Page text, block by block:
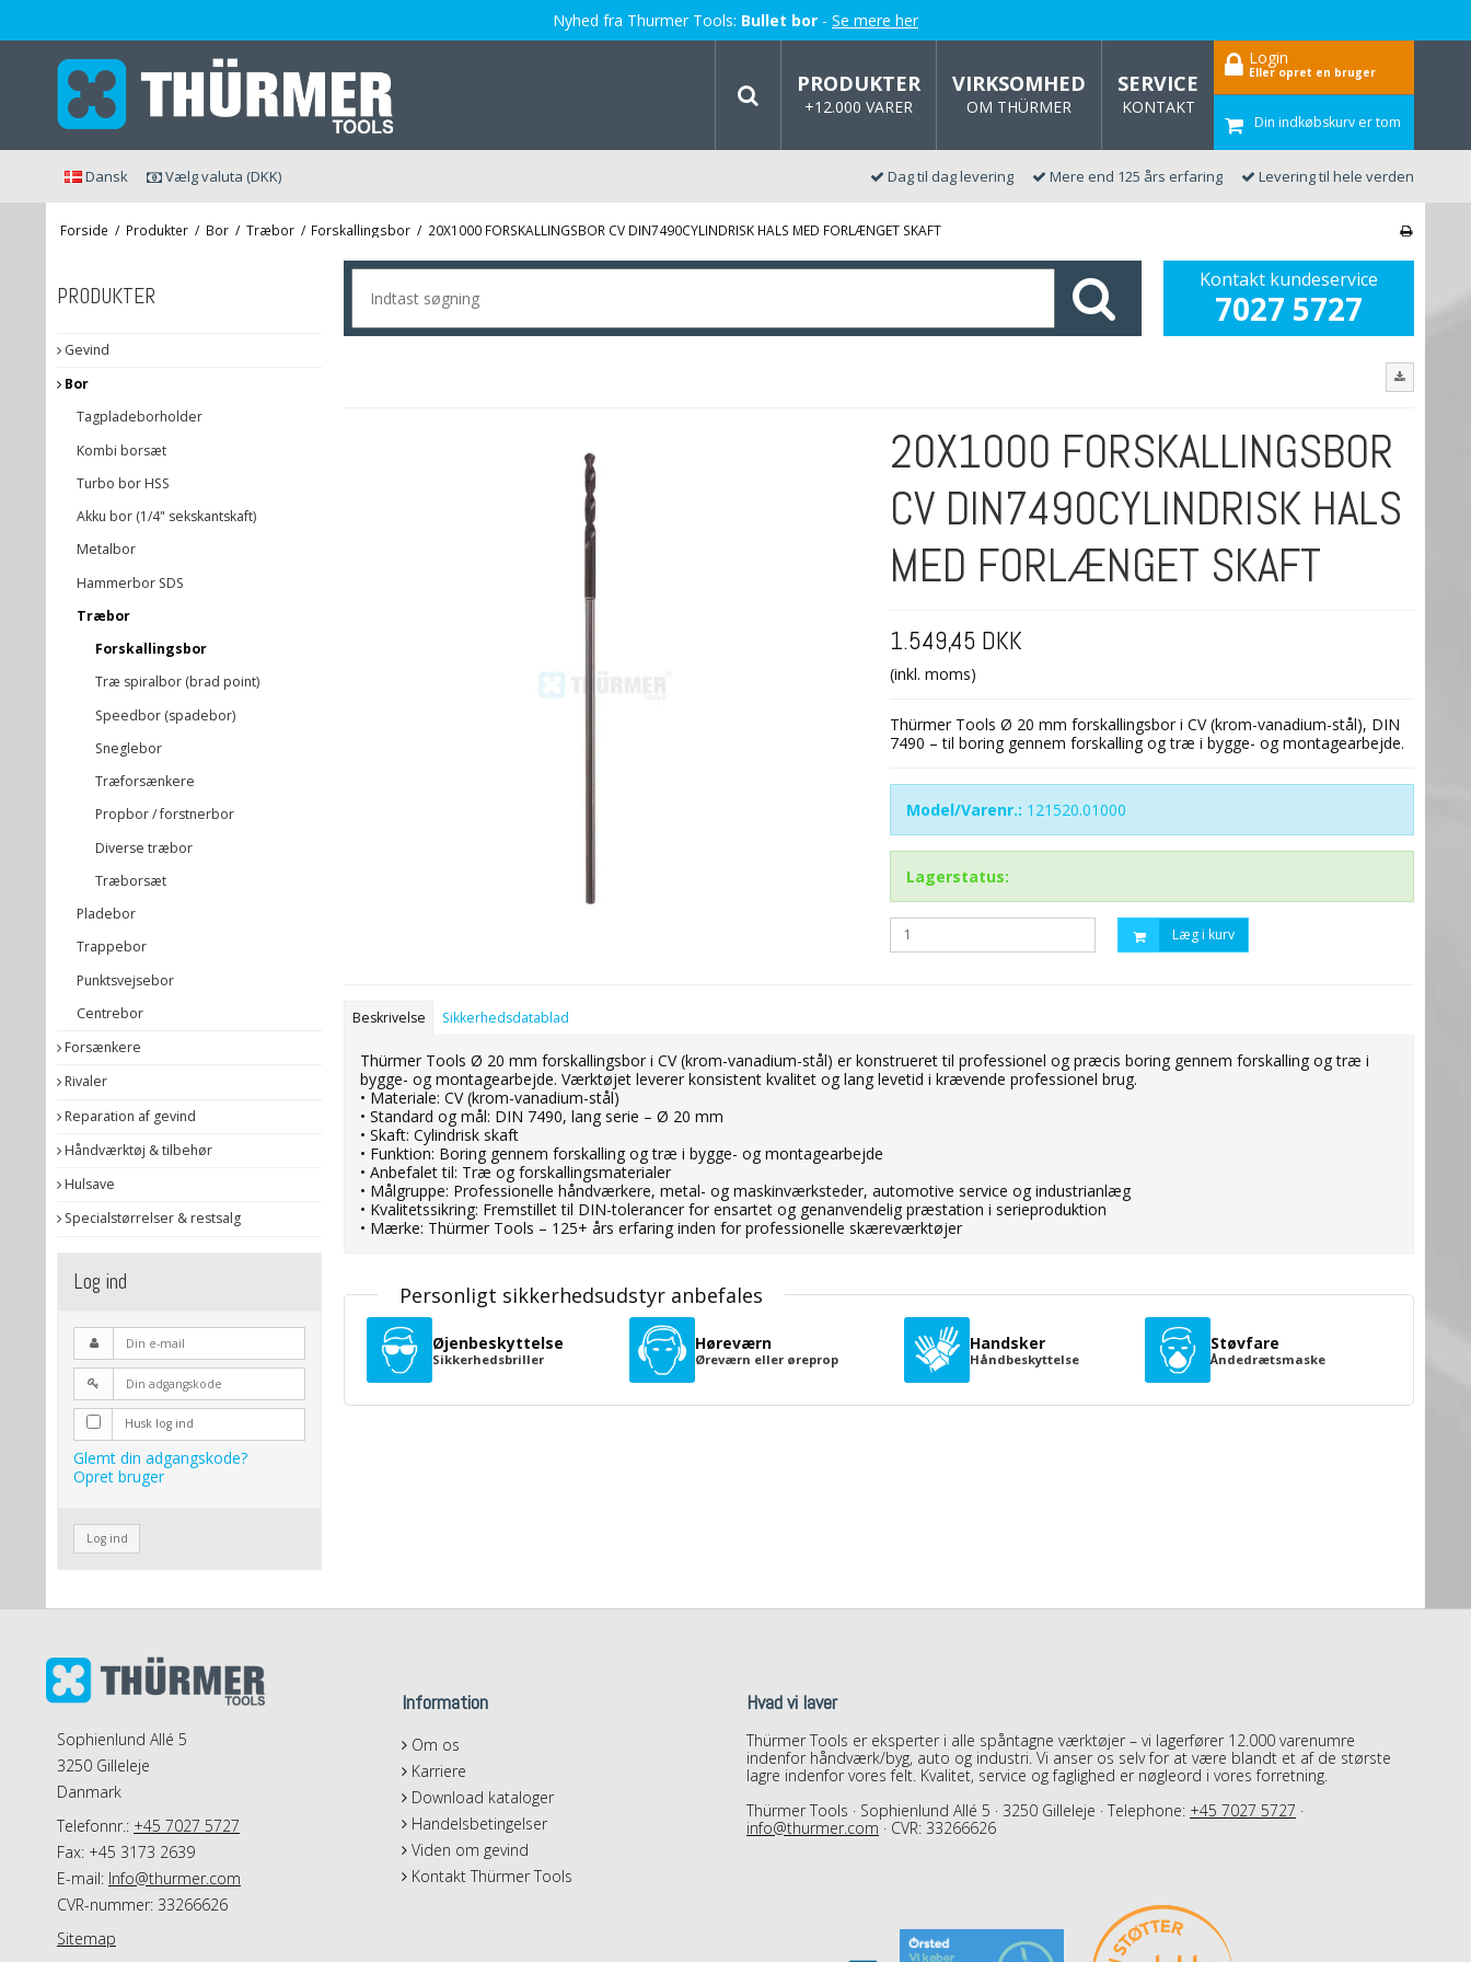
Nyhed fra Thurmer Tools: Bullet bor - Se mere her
Login
Eller opret en bruger
Din indkøbskurv er tom
SERVICE
KONTAKT
VIRKSOMHED
OM THÜRMER
PRODUKTER
+12.000 VARER
Dansk Vælg valuta (DKK) Dag til dag levering Mere end 125 års erfaring Levering til hele verden
Forside / Produkter / Bor / Træbor / Forskallingsbor / 20X1000 FORSKALLINGSBOR CV DIN7490CYLINDRISK HALS MED FORLÆNGET SKAFT
PRODUKTER
Gevind
Bor
Tagpladeborholder
Kombi borsæt
Turbo bor HSS
Akku bor (1/4" sekskantskaft)
Metalbor
Hammerbor SDS
Træbor
Forskallingsbor
Træ spiralbor (brad point)
Speedbor (spadebor)
Sneglebor
Træforsænkere
Propbor / forstnerbor
Diverse træbor
Træborsæt
Pladebor
Trappebor
Punktsvejsebor
Centrebor
Forsænkere
Rivaler
Reparation af gevind
Håndværktøj & tilbehør
Hulsave
Specialstørrelser & restsalg
Log ind
Husk log ind
Glemt din adgangskode?
Opret bruger
Log ind
Kontakt kundeservice
7027 5727
20X1000 FORSKALLINGSBOR
CV DIN7490CYLINDRISK HALS
MED FORLÆNGET SKAFT
1.549,45 DKK
(inkl. moms)
Thürmer Tools Ø 20 mm forskallingsbor i CV (krom-vanadium-stål), DIN
7490 – til boring gennem forskalling og træ i bygge- og montagearbejde.
Model/Varenr.: 121520.01000
Lagerstatus:
Læg i kurv
Beskrivelse Sikkerhedsdatablad
Thürmer Tools Ø 20 mm forskallingsbor i CV (krom-vanadium-stål) er konstrueret til professionel og præcis boring gennem forskalling og træ i
bygge- og montagearbejde. Værktøjet leverer konsistent kvalitet og lang levetid i krævende professionel brug.
• Materiale: CV (krom-vanadium-stål)
• Standard og mål: DIN 7490, lang serie – Ø 20 mm
• Skaft: Cylindrisk skaft
• Funktion: Boring gennem forskalling og træ i bygge- og montagearbejde
• Anbefalet til: Træ og forskallingsmaterialer
• Målgruppe: Professionelle håndværkere, metal- og maskinværksteder, automotive service og industrianlæg
• Kvalitetssikring: Fremstillet til DIN-tolerancer for ensartet og genanvendelig præstation i serieproduktion
• Mærke: Thürmer Tools – 125+ års erfaring inden for professionelle skæreværktøjer
Personligt sikkerhedsudstyr anbefales
Øjenbeskyttelse
Sikkerhedsbriller
Høreværn
Øreværn eller øreprop
Handsker
Håndbeskyttelse
Støvfare
Åndedrætsmaske
Sophienlund Allé 5
3250 Gilleleje
Danmark
Telefonnr.: +45 7027 5727
Fax: +45 3173 2639
E-mail: Info@thurmer.com
CVR-nummer: 33266626
Sitemap
Information
Om os
Karriere
Download kataloger
Handelsbetingelser
Viden om gevind
Kontakt Thürmer Tools
Hvad vi laver
Thürmer Tools er eksperter i alle spåntagne værktøjer – vi lagerfører 12.000 varenumre
indenfor håndværk/byg, auto og industri. Vi anser os selv for at være blandt et af de største
lagre indenfor vores felt. Kvalitet, service og faglighed er nøgleord i vores forretning.
Thürmer Tools · Sophienlund Allé 5 · 3250 Gilleleje · Telephone: +45 7027 5727 ·
info@thurmer.com · CVR: 33266626